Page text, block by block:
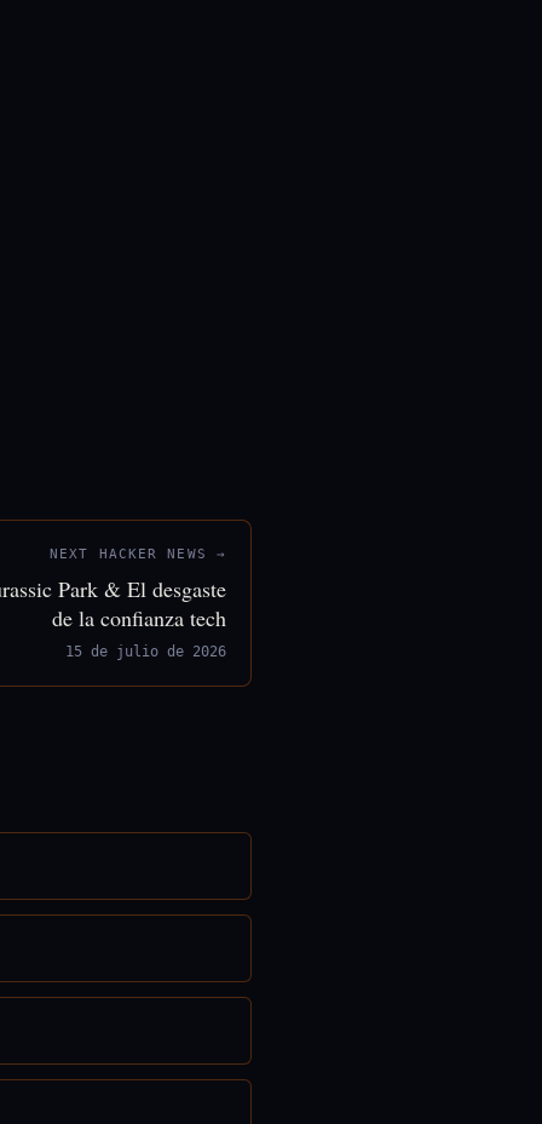
NEXT HACKER NEWS →
Park & El desgaste
de la confianza tech
15 de julio de 2026